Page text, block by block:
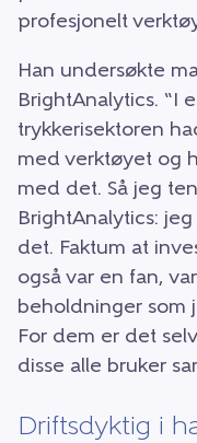
profesjonelt
Han undersøkte
BrightAnalytics. “I
trykkerisektoren
med verktøyet og
med det. Så jeg
BrightAnalytics:
det. Faktum at
også var en fan,
beholdninger som
For dem er det
disse alle bruker
Driftsdyktig i